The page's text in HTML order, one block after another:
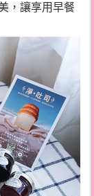
，讓享用早餐